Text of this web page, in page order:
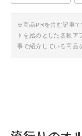
※商品PRを含む記事で
トを始めとした各種ア
事で紹介している商品